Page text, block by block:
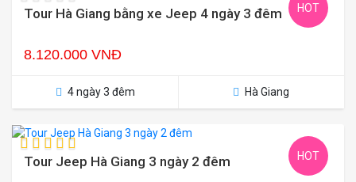
HOT
Tour Hà Giang bằng xe Jeep 4 ngày 3 đêm
8.120.000 VNĐ
4 ngày 3 đêm Hà Giang
HOT
Tour Jeep Hà Giang 3 ngày 2 đêm